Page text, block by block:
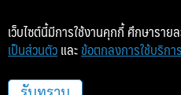
เตรียมพร้อมเป็นเ
เว็บไซต์นี้มีการใช้งานคุกกี้ ศึกษารายล
เป็นส่วนตัว และ ข้อตกลงการใช้บริการ
รับทราบ